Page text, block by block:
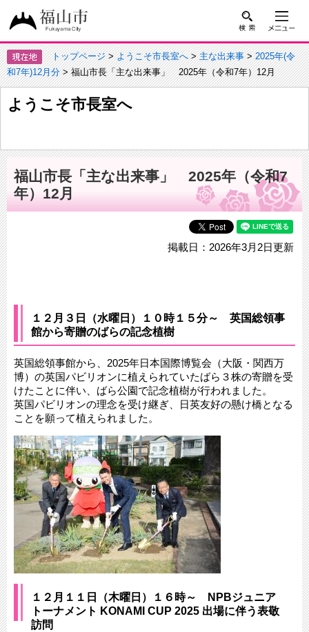
トップページ>ようこそ市長室へ>主な出来事>2025年(令
和7年)12月分> 福山市長「主な出来事」 2025年（令和7年）12月
ようこそ市長室へ
福山市長「主な出来事」 2025年（令和7
年）12月
掲載日：2026年3月2日更新
１２月３日（水曜日）１０時１５分～ 英国総領事
館から寄贈のばらの記念植樹
英国総領事館から、2025年日本国際博覧会（大阪・関西万
博）の英国パビリオンに植えられていたばら３株の寄贈を受
けたことに伴い、ばら公園で記念植樹が行われました。
英国パビリオンの理念を受け継ぎ、日英友好の懸け橋となる
ことを願って植えられました。
１２月１１日（木曜日）１６時～ NPBジュニア
トーナメント KONAMI CUP 2025 出場に伴う表敬
訪問